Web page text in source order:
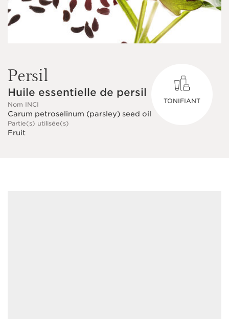
Persil
Huile essentielle de persil
Nom INCI
Carum petroselinum (parsley) seed oil
Partie(s) utilisée(s)
Fruit
TONIFIANT